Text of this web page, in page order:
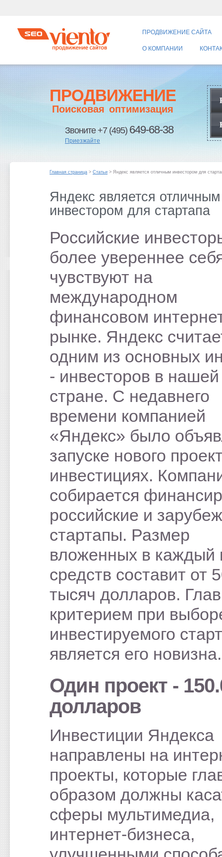
ПРОДВИЖЕНИЕ САЙТА
О КОМПАНИИ
ПРОДВИЖЕНИЕ
Поисковая оптимизация
Звоните +7 (495) 649-68-38
Приезжайте
Главная страница > Статьи > Яндекс является отличным инвестором для
Яндекс является отличным
инвестором для стартапа
Российские
более увереннее
чувствуют на
международном
финансовом
рынке. Яндекс
одним из основных
- инвесторов в нашей
стране. С недавнего
времени компанией
«Яндекс» было
запуске нового
инвестициях.
собирается
российские и
стартапы. Размер
вложенных в каждый
средств составит от
тысяч долларов.
критерием при
инвестируемого
является его новизна.
Один проект -
долларов
Инвестиции Яндекса
направлены на
проекты, которые
образом должны
сферы мультимедиа,
интернет-бизнеса,